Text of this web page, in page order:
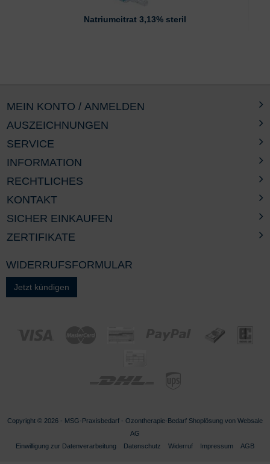
Natriumcitrat 3,13% steril
AUSZEICHNUNGEN
SERVICE
INFORMATION
RECHTLICHES
MEIN KONTO / ANMELDEN
KONTAKT
SICHER EINKAUFEN
ZERTIFIKATE
WIDERRUFSFORMULAR
Jetzt kündigen
Copyright © 2026 - MSG-Praxisbedarf - Ozontherapie-Bedarf Shoplösung von Websale
AG
Einwilligung zur Datenverarbeitung
Datenschutz Widerruf Impressum AGB